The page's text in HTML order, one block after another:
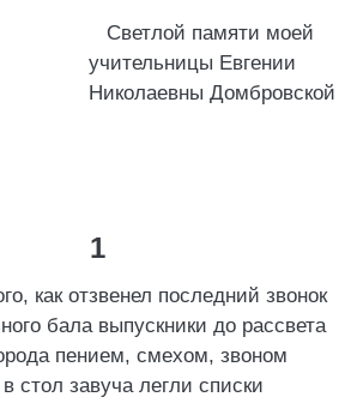
Светлой памяти моей
учительницы Евгении
Николаевны Домбровской
1
как отзвенел последний звонок
бала выпускники до рассвета
пением, смехом, звоном
стол завуча легли списки